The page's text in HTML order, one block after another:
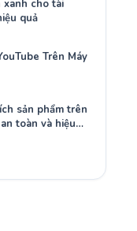
xanh cho tài
quả
Trên Máy
sản phẩm trên
toàn và hiệu